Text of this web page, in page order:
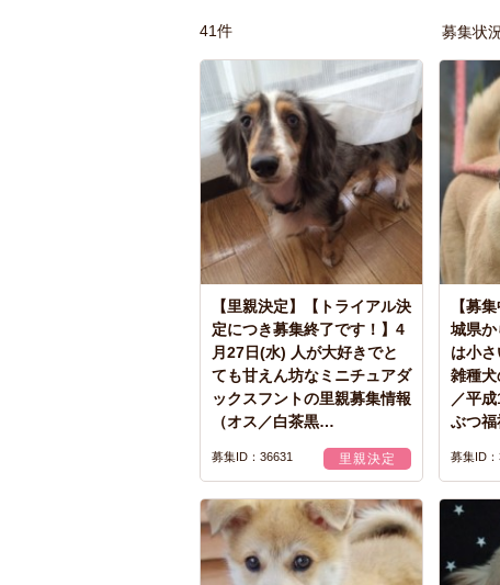
41件 募集状況
【里親決定】【トライアル決
定につき募集終了です！】4
月27日(水) 人が大好きでと
ても甘えん坊なミニチュアダ
ックスフントの里親募集情報
（オス／白茶黒…
募集ID：36631 里親決定
【募
城県
は小
雑種
／平
ぶつ
募集ID